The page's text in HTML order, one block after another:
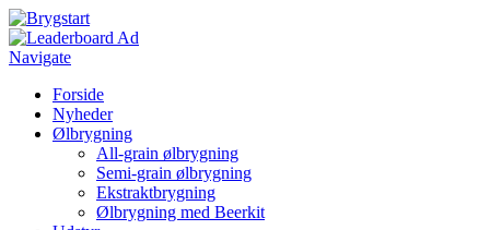
Navigate
Forside
Nyheder
Ølbrygning
All-grain ølbrygning
Semi-grain ølbrygning
Ekstraktbrygning
Ølbrygning med Beerkit